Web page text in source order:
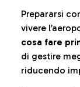
Prepararsi
vivere
cosa fare
di gestire
riducendo